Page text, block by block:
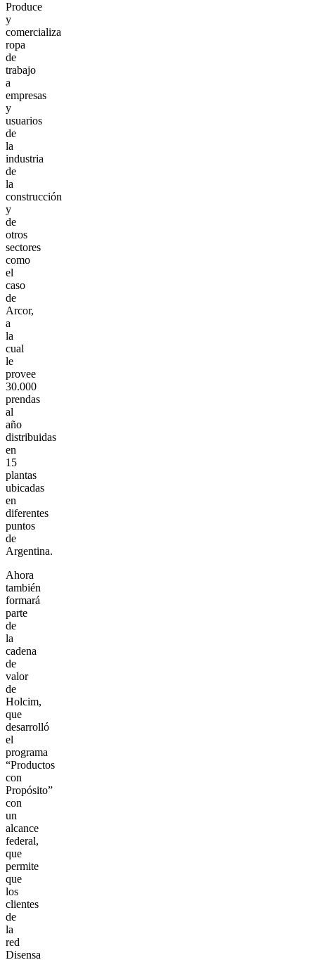
Produce
y
comercializa
ropa
de
trabajo
a
empresas
y
usuarios
de
la
industria
de
la
construcción
y
de
otros
sectores
como
el
caso
de
Arcor,
a
la
cual
le
provee
30.000
prendas
al
año
distribuidas
en
15
plantas
ubicadas
en
diferentes
puntos
de
Argentina.
Ahora
también
formará
parte
de
la
cadena
de
valor
de
Holcim,
que
desarrolló
el
programa
“Productos
con
Propósito”
con
un
alcance
federal,
que
permite
que
los
clientes
de
la
red
Disensa